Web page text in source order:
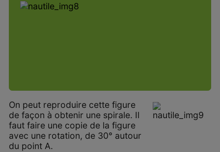
On peut reproduire cette figure
de façon à obtenir une spirale. Il
faut faire une copie de la figure
avec une rotation, de 30° autour
du point A.